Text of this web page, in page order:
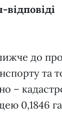
до
–
0,1846 га